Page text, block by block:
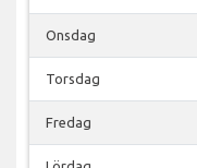
Onsdag
Torsdag
Fredag